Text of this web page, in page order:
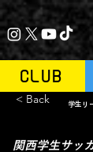
CLUB
< Back 学生リ
関西学生サッ